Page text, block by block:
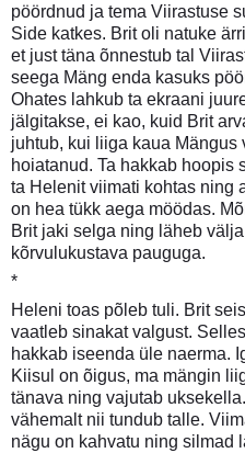
pöördnud ja tema Viirastuse
Side katkes. Brit oli natuke
et just täna õnnestub tal
seega Mäng enda kasuks
Ohates lahkub ta ekraani
jälgitakse, ei kao, kuid Brit
juhtub, kui liiga kaua Mängus
hoiatanud. Ta hakkab hoopis
ta Helenit viimati kohtas ning
on hea tükk aega möödas.
Brit jaki selga ning läheb
kõrvulukustava pauguga.
*
Heleni toas põleb tuli. Brit
vaatleb sinakat valgust.
hakkab iseenda üle naerma.
Kiisul on õigus, ma mängin
tänava ning vajutab
vähemalt nii tundub talle.
nägu on kahvatu ning silmad